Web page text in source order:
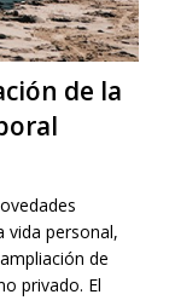
de la
vida personal,
de
privado. El